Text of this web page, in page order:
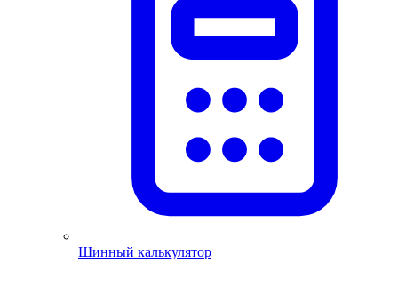
Шинный калькулятор